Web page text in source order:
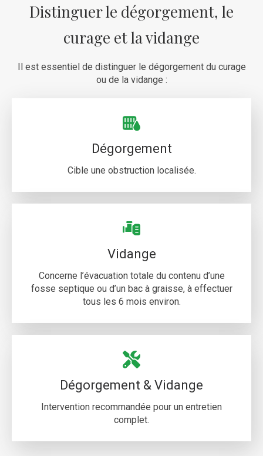
Distinguer le dégorgement, le
curage et la vidange
Il est essentiel de distinguer le dégorgement du curage
ou de la vidange :
Dégorgement
Cible une obstruction localisée.
Vidange
Concerne l’évacuation totale du contenu d’une
fosse septique ou d’un bac à graisse, à effectuer
tous les 6 mois environ.
Dégorgement & Vidange
Intervention recommandée pour un entretien
complet.